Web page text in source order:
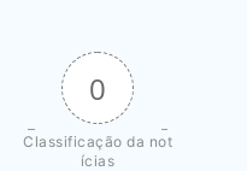
0
Classificação da not
ícias